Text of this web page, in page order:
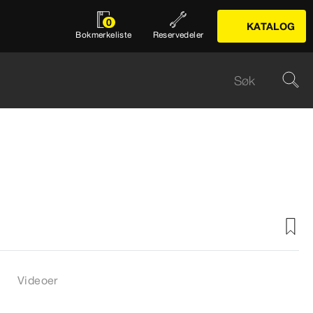
0
Bokmerkeliste Reservedeler
KATALOG
Videoer